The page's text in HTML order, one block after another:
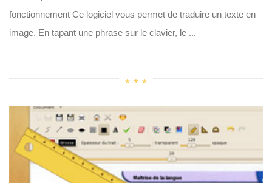
fonctionnement Ce logiciel vous permet de traduire un texte en
image. En tapant une phrase sur le clavier, le ...